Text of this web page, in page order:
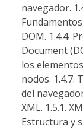
navegador.
DOM. 1.4.4.
Document
los
nodos. 1.4.7.
del
XML. 1.5.1.
Estructura y